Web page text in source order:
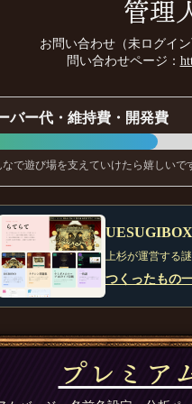
管理
お問い合わせ（未ログイン
問い合わせページ：
バー代・維持費・開発費
で遊び場を支えていけたら嬉しいで
UESUGIBOX
上杉が運営する
つくったもの
プレミア